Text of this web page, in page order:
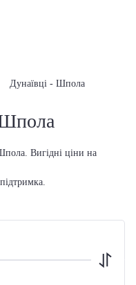
Дунаївці - Шпола
Шпола
Вигідні ціни на